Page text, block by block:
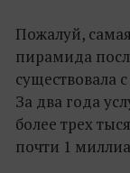
Пожалуй,
пирамида
существовала
За два года
более трех
почти 1